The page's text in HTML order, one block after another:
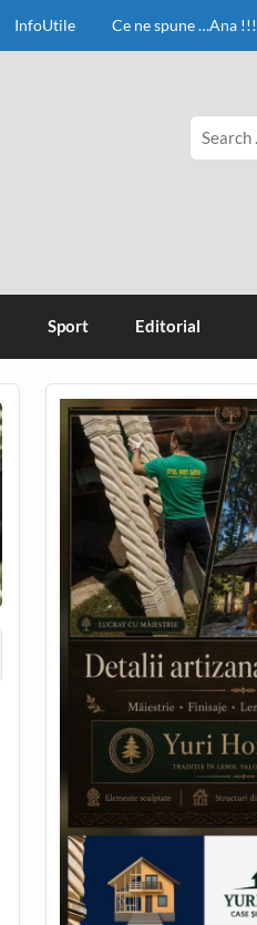
InfoUtile Ce ne spune …Ana !!!
Sport Editorial